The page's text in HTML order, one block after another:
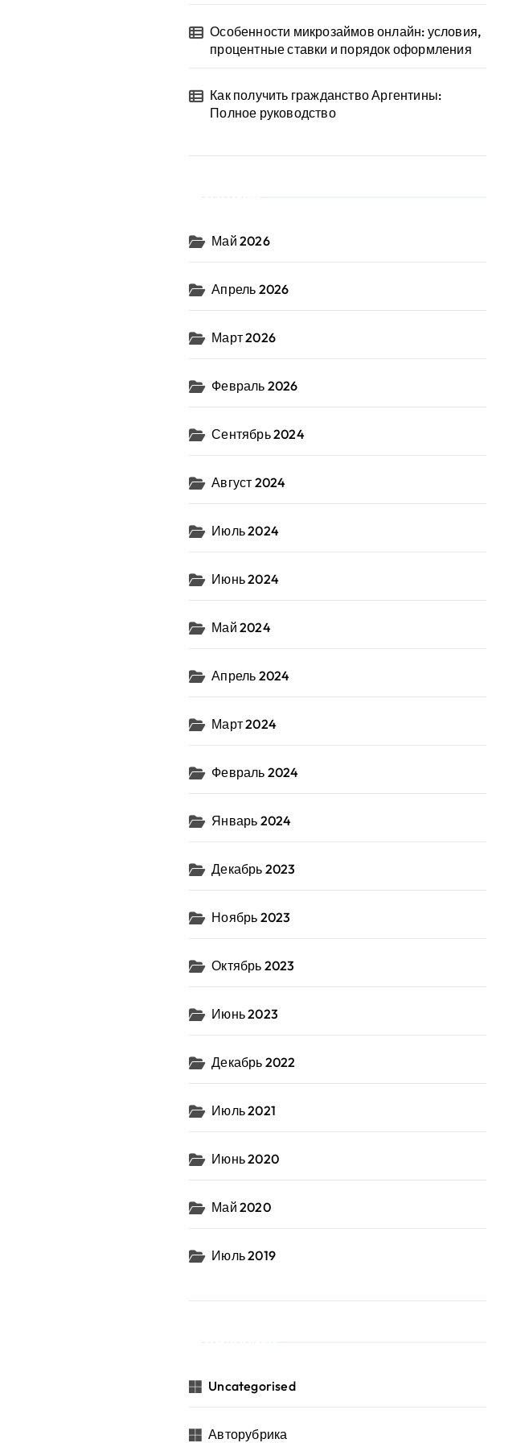
Особенности микрозаймов онлайн: условия,
процентные ставки и порядок оформления
Как получить гражданство Аргентины:
Полное руководство
Май 2026
Апрель 2026
Март 2026
Февраль 2026
Сентябрь 2024
Август 2024
Июль 2024
Июнь 2024
Май 2024
Апрель 2024
Март 2024
Февраль 2024
Январь 2024
Декабрь 2023
Ноябрь 2023
Октябрь 2023
Июнь 2023
Декабрь 2022
Июль 2021
Июнь 2020
Май 2020
Июль 2019
Uncategorised
Авторубрика